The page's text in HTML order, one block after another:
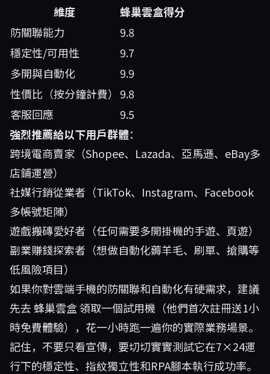
維度
蜂巢雲盒得分
防關聯能力
9.8
穩定性/可用性
9.7
多開與自動化
9.9
性價比（按分鐘計費） 9.8
客服回應
9.5
強烈推薦給以下用戶群體：
跨境電商賣家（Shopee、Lazada、亞馬遜、eBay多
店鋪運營）
社媒行銷從業者（TikTok、Instagram、Facebook
多帳號矩陣）
遊戲搬磚愛好者（任何需要多開掛機的手遊、頁遊）
副業賺錢探索者（想做自動化薅羊毛、刷單、搶購等
低風險項目）
如果你對雲端手機的防關聯和自動化有硬需求，建議
先去 蜂巢雲盒領取一個試用機（他們首次註冊送1小
時免費體驗），花一小時跑一遍你的實際業務場景。
記住，不要只看宣傳，要切切實實測試它在7×24運
行下的穩定性、指紋獨立性和RPA腳本執行成功率。